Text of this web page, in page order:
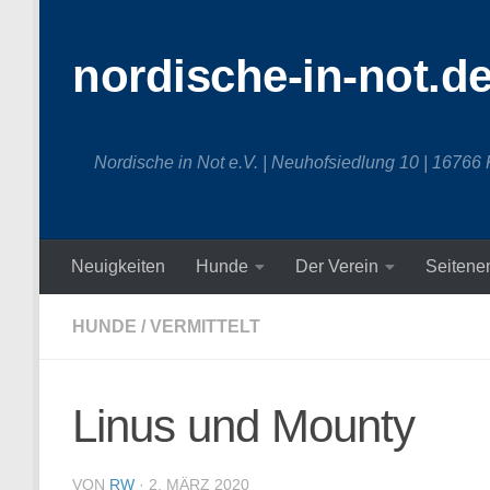
nordische-in-
Nordische in Not e.V. | Neuhofsiedlung 10 |
Neuigkeiten Hunde Der Verein
HUNDE / VERMITTELT
Linus und Mounty
VON RW · 2. MÄRZ 2020